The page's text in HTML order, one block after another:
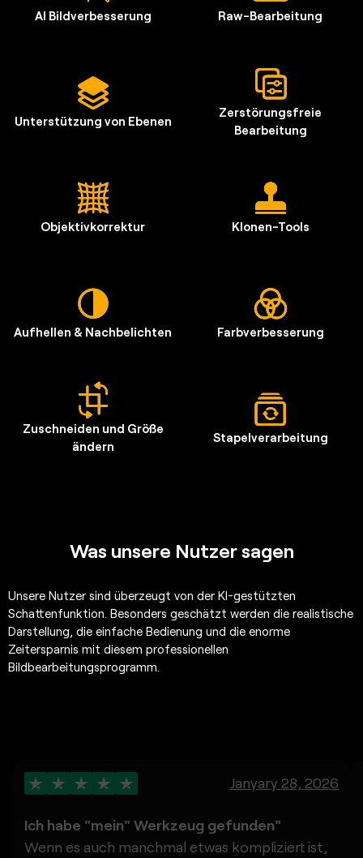
AI Bildverbesserung Raw-Bearbeitung
Unterstützung von Ebenen
Zerstörungsfreie
Bearbeitung
Objektivkorrektur Klonen-Tools
Aufhellen & Nachbelichten Farbverbesserung
Zuschneiden und Größe
ändern
Stapelverarbeitung
Was unsere Nutzer sagen
Unsere Nutzer sind überzeugt von der KI-gestützten
Schattenfunktion. Besonders geschätzt werden die realistische
Darstellung, die einfache Bedienung und die enorme
Zeitersparnis mit diesem professionellen
Bildbearbeitungsprogramm
Janyary 28, 2026
Ich habe "mein" Werkzeug gefunden"
Wenn es auch manchmal etwas kompliziert ist,